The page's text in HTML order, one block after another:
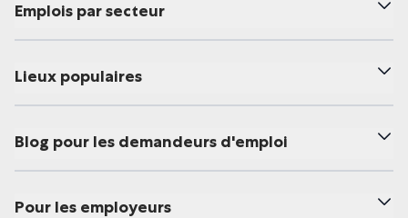
Emplois par secteur
Lieux populaires
Blog pour les demandeurs d'emploi
Pour les employeurs